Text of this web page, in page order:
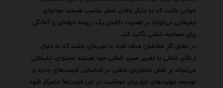
جوانی باشند که به دنبال یافتن شغل مناسب هستند محتوای
تبلیغاتی می‌تواند بر اهمیت داشتن یک رزومه حرفه‌ای و آمادگی
برای مصاحبه شغلی تأکید کند.
در مقابل اگر مخاطبان هدف افراد با تجربه‌ای باشند که به دنبال
ارتقای شغلی یا تغییر مسیر شغلی خود هستند محتوای تبلیغاتی
می‌تواند بر نقش مشاوره‌ی شغلی در شناسایی فرصت‌های جدید و
توسعه مهارت‌های لازم برای موفقیت در این فرصت‌ها متمرکز شود.